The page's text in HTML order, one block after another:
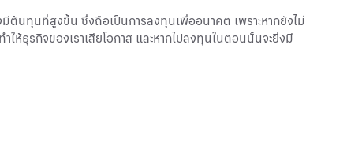
ต้นทุนที่สูงขึ้น ซึ่งถือเป็นการลงทุนเพื่ออนาคต เพราะหากยังไม่
ให้ธุรกิจของเราเสียโอกาส และหากไปลงทุนในตอนนั้นจะยิ่งมี